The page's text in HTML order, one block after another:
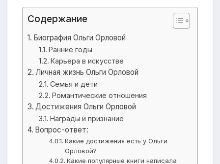
Содержание
Биография Ольги Орловой
Ранние годы
Карьера в искусстве
Личная жизнь Ольги Орловой
Семья и дети
Романтические отношения
Достижения Ольги Орловой
Награды и признание
Вопрос-ответ:
Какие достижения есть у Ольги
Орловой?
Какие популярные книги написала